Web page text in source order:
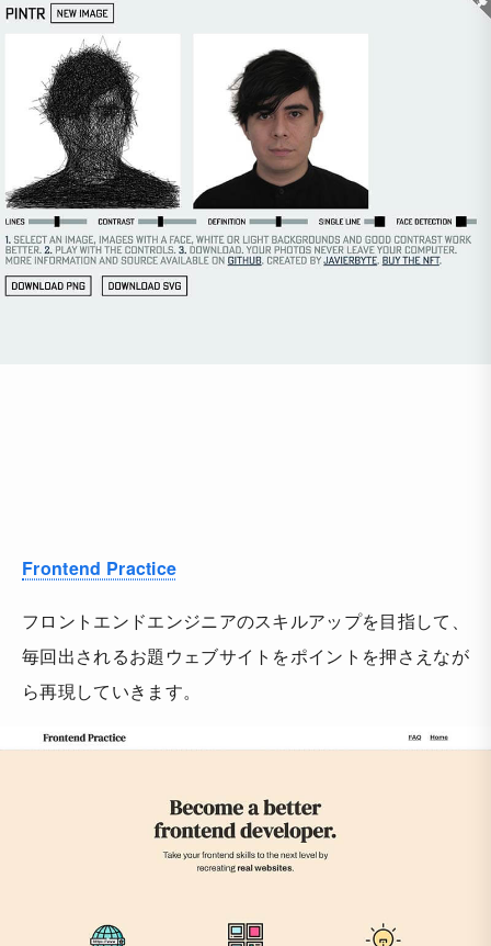
Frontend Practice
フロントエンドエンジニアのスキルアップを目指して、
毎回出されるお題ウェブサイトをポイントを押さえなが
ら再現していきます。